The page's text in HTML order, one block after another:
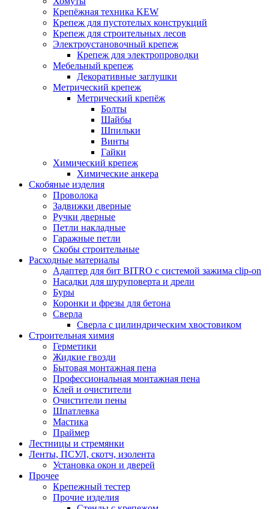
Крепёжная техника KEW
Крепеж для пустотелых конструкций
Крепеж для строительных лесов
Электроустановочный крепеж
Крепеж для электропроводки
Мебельный крепеж
Декоративные заглушки
Метрический крепеж
Метрический крепёж
Болты
Шайбы
Шпильки
Винты
Гайки
Химический крепеж
Химические анкера
Скобяные изделия
Проволока
Задвижки дверные
Ручки дверные
Петли накладные
Гаражные петли
Скобы строительные
Расходные материалы
Адаптер для бит BITRO с системой зажима clip-on
Насадки для шуруповерта и дрели
Буры
Коронки и фрезы для бетона
Сверла
Сверла с цилиндрическим хвостовиком
Строительная химия
Герметики
Жидкие гвозди
Бытовая монтажная пена
Профессиональная монтажная пена
Клей и очистители
Очистители пены
Шпатлевка
Мастика
Праймер
Лестницы и стремянки
Ленты, ПСУЛ, скотч, изолента
Установка окон и дверей
Прочее
Крепежный тестер
Прочие изделия